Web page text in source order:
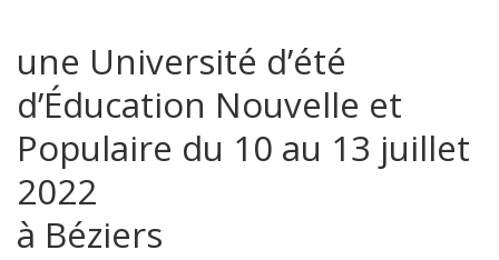
une Université d’été
d’Éducation Nouvelle et
Populaire du 10 au 13 juillet
2022
à Béziers